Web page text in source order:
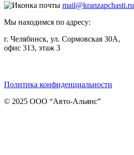
mail@kranzapchasti.ru
Мы находимся по адресу:
г. Челябинск, ул. Сормовская 30А,
офис 313, этаж 3
Политика конфиденциальности
© 2025 ООО “Авто-Альянс”